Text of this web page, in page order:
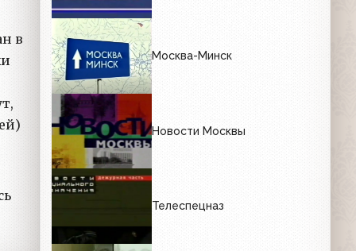
в
Москва-Минск
Новости Москвы
Телеспецназ